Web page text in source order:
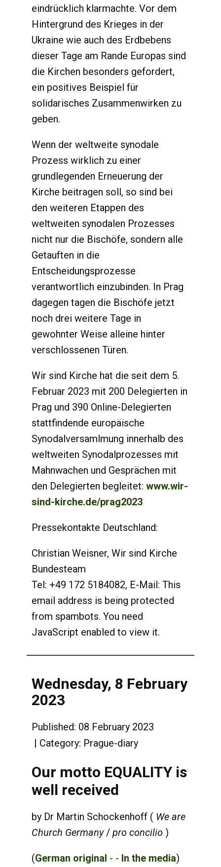
eindrücklich klarmachte. Vor dem
Hintergrund des Krieges in der
Ukraine wie auch des Erdbebens
dieser Tage am Rande Europas sind
die Kirchen besonders gefordert,
ein positives Beispiel für
solidarisches Zusammenwirken zu
geben.
Wenn der weltweite synodale
Prozess wirklich zu einer
grundlegenden Erneuerung der
Kirche beitragen soll, so sind bei
den weiteren Etappen des
weltweiten synodalen Prozesses
nicht nur die Bischöfe, sondern alle
Getauften in die
Entscheidungsprozesse
verantwortlich einzubinden. In Prag
dagegen tagen die Bischöfe jetzt
noch drei weitere Tage in
gewohnter Weise alleine hinter
verschlossenen Türen.
Wir sind Kirche hat die seit dem 5.
Februar 2023 mit 200 Delegierten in
Prag und 390 Online-Delegierten
stattfindende europäische
Synodalversamlmung innerhalb des
weltweiten Synodalprozesses mit
Mahnwachen und Gesprächen mit
den Delegierten begleitet: www.wir-
sind-kirche.de/prag2023
Pressekontakte Deutschland:
Christian Weisner, Wir sind Kirche
Bundesteam
Tel: +49 172 5184082, E-Mail: This
email address is being protected
from spambots. You need
JavaScript enabled to view it.
Wednesday, 8 February
2023
Published: 08 February 2023
Category: Prague-diary
Our motto EQUALITY is
well received
by Dr Martin Schockenhoff ( We are
Church Germany/ pro concilio )
(German original - - In the media)